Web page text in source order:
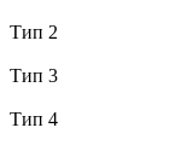
Тип 2
Тип 3
Тип 4